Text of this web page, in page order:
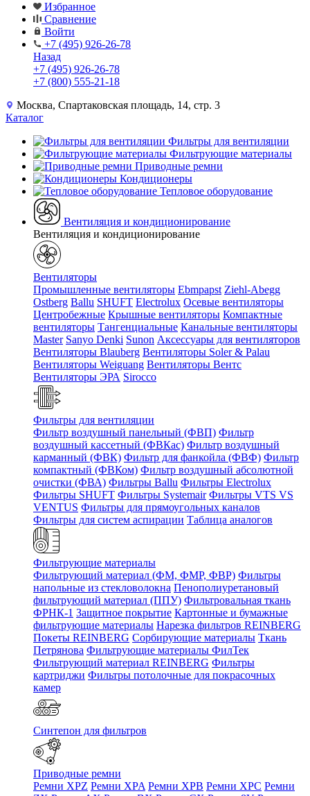
Избранное
Сравнение
Войти
+7 (495) 926-26-78
Назад
+7 (495) 926-26-78
+7 (800) 555-21-18
Москва, Спартаковская площадь, 14, стр. 3
Каталог
Фильтры для вентиляции
Фильтрующие материалы
Приводные ремни
Кондиционеры
Тепловое оборудование
Вентиляция и кондиционирование
Вентиляция и кондиционирование
Вентиляторы
Промышленные вентиляторы Ebmpapst Ziehl-Abegg
Ostberg Ballu SHUFT Electrolux Осевые вентиляторы
Центробежные Крышные вентиляторы Компактные
вентиляторы Тангенциальные Канальные вентиляторы
Master Sanyo Denki Sunon Аксессуары для вентиляторов
Вентиляторы Blauberg Вентиляторы Soler & Palau
Вентиляторы Weiguang Вентиляторы Вентс
Вентиляторы ЭРА Sirocco
Фильтры для вентиляции
Фильтр воздушный панельный (ФВП) Фильтр
воздушный кассетный (ФВКас) Фильтр воздушный
карманный (ФВК) Фильтр для фанкойла (ФВФ) Фильтр
компактный (ФВКом) Фильтр воздушный абсолютной
очистки (ФВА) Фильтры Ballu Фильтры Electrolux
Фильтры SHUFT Фильтры Systemair Фильтры VTS VS
VENTUS Фильтры для прямоугольных каналов
Фильтры для систем аспирации Таблица аналогов
Фильтрующие материалы
Фильтрующий материал (ФМ, ФМР, ФВР) Фильтры
напольные из стекловолокна Пенополиуретановый
фильтрующий материал (ППУ) Фильтровальная ткань
ФРНК-1 Защитное покрытие Картонные и бумажные
фильтрующие материалы Нарезка фильтров REINBERG
Покеты REINBERG Сорбирующие материалы Ткань
Петрянова Фильтрующие материалы ФилТек
Фильтрующий материал REINBERG Фильтры
картриджи Фильтры потолочные для покрасочных
камер
Синтепон для фильтров
Приводные ремни
Ремни XPZ Ремни XPA Ремни XPB Ремни XPC Ремни